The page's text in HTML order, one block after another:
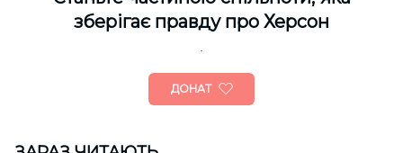
зберігає правду про Херсон
ДОНАТ